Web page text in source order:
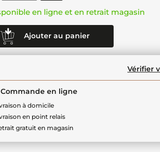
en ligne et en retrait magasin
Ajouter au panier
Vérifier
Commande en ligne
à domicile
en point relais
gratuit en magasin